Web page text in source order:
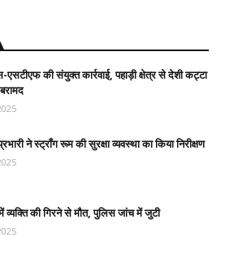
एसटीएफ की संयुक्त कार्रवाई, पहाड़ी क्षेत्र से देशी कट्टा
ने स्ट्रॉंग रूम की सुरक्षा व्यवस्था का किया निरीक्षण
व्यक्ति की गिरने से मौत, पुलिस जांच में जुटी